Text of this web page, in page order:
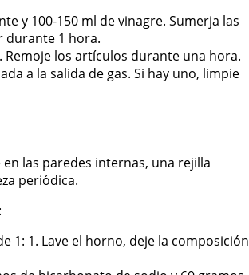
y 100-150 ml de vinagre. Sumerja las
durante 1 hora.
Remoje los artículos durante una hora.
a la salida de gas. Si hay uno, limpie
las paredes internas, una rejilla
periódica.
1: 1. Lave el horno, deje la composición